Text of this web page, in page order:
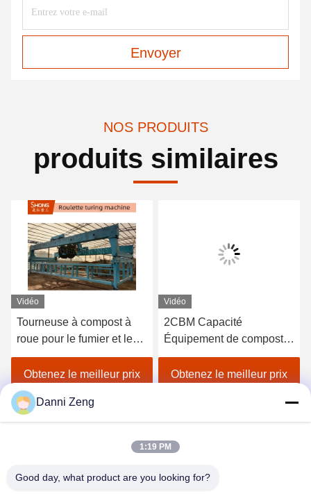
Envoyer
NOS PRODUITS
produits similaires
Vidéo
Tourneuse à compost à
roue pour le fumier et les
boues - Solution de
fermentation industrielle
Obtenez le meilleur prix
Vidéo
2CBM Capacité
Équipement de compost
de fermentation en acier
au carbone avec 800*350
production d'engrais
organiques
Obtenez le meilleur prix
Danni Zeng
1:19 PM
Good day, what product are you looking for?